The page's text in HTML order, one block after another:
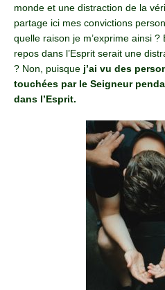
monde et une distraction de la
partage ici mes convictions
quelle raison je m’exprime ainsi
repos dans l’Esprit serait une
? Non, puisque j’ai vu des
touchées par le Seigneur
dans l’Esprit.